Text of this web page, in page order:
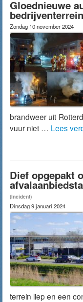
Gloednieuwe
Zondag 10 november 2024
brandweer uit
vuur niet … Lees
Dief opgepakt
(Incident)
Dinsdag 9 januari 2024
terrein liep en een